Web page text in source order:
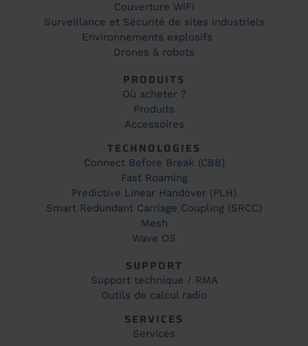
Couverture WiFi
Surveillance et Sécurité de sites industriels
Environnements explosifs
Drones & robots
PRODUITS
Où acheter ?
Produits
Accessoires
TECHNOLOGIES
Connect Before Break (CBB)
Fast Roaming
Predictive Linear Handover (PLH)
Smart Redundant Carriage Coupling (SRCC)
Mesh
Wave OS
SUPPORT
Support technique / RMA
Outils de calcul radio
SERVICES
Services